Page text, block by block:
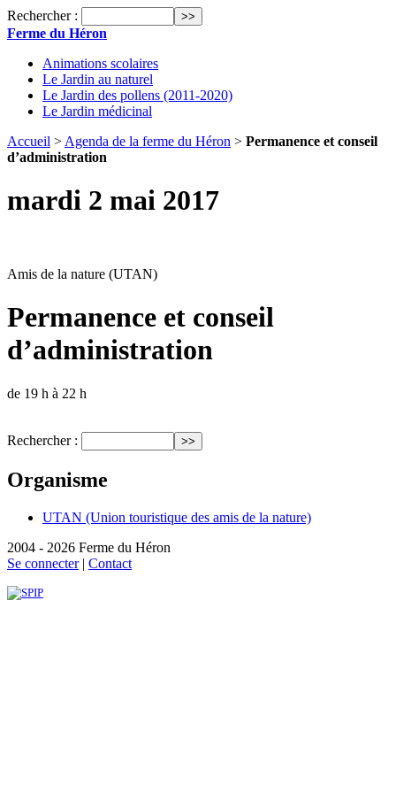
Rechercher :
Ferme du Héron
Animations scolaires
Le Jardin au naturel
Le Jardin des pollens (2011-2020)
Le Jardin médicinal
Accueil > Agenda de la ferme du Héron > Permanence et conseil
d’administration
mardi 2 mai 2017
Amis de la nature (UTAN)
Permanence et conseil
d’administration
de 19 h à 22 h
Rechercher :
Organisme
UTAN (Union touristique des amis de la nature)
2004 - 2026 Ferme du Héron
Se connecter| Contact